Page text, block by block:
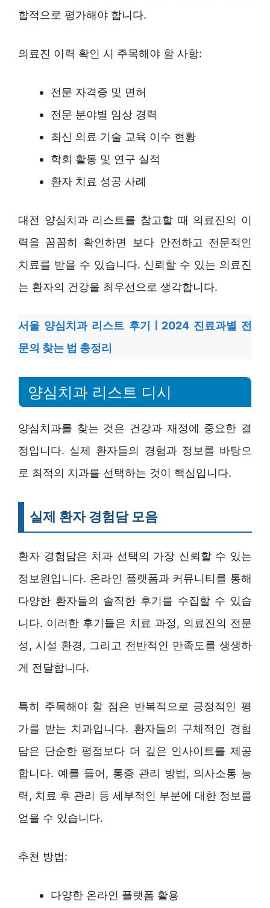
합적으로 평가해야 합니다.
의료진 이력 확인 시 주목해야 할 사항:
전문 자격증 및 면허
전문 분야별 임상 경력
최신 의료 기술 교육 이수 현황
학회 활동 및 연구 실적
환자 치료 성공 사례
대전 양심치과 리스트를 참고할 때 의료진의 이
력을 꼼꼼히 확인하면 보다 안전하고 전문적인
치료를 받을 수 있습니다. 신뢰할 수 있는 의료진
는 환자의 건강을 최우선으로 생각합니다.
서울 양심치과 리스트 후기ㅣ2024 진료과별 전
문의 찾는 법 총정리
양심치과 리스트 디시
양심치과를 찾는 것은 건강과 재정에 중요한 결
정입니다. 실제 환자들의 경험과 정보를 바탕으
로 최적의 치과를 선택하는 것이 핵심입니다.
실제 환자 경험담 모음
환자 경험담은 치과 선택의 가장 신뢰할 수 있는
정보원입니다. 온라인 플랫폼과 커뮤니티를 통해
다양한 환자들의 솔직한 후기를 수집할 수 있습
니다. 이러한 후기들은 치료 과정, 의료진의 전문
성, 시설 환경, 그리고 전반적인 만족도를 생생하
게 전달합니다.
특히 주목해야 할 점은 반복적으로 긍정적인 평
가를 받는 치과입니다. 환자들의 구체적인 경험
담은 단순한 평점보다 더 깊은 인사이트를 제공
합니다. 예를 들어, 통증 관리 방법, 의사소통 능
력, 치료 후 관리 등 세부적인 부분에 대한 정보를
얻을 수 있습니다.
추천 방법:
다양한 온라인 플랫폼 활용